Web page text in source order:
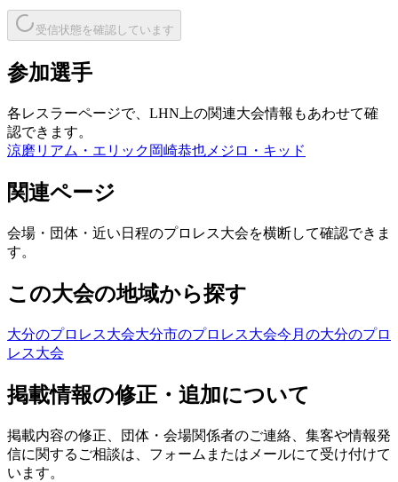
受信状態を確認しています
参加選手
各レスラーページで、LHN上の関連大会情報もあわせて確
認できます。
涼磨 リアム・エリック 岡崎恭也 メジロ・キッド
関連ページ
会場・団体・近い日程のプロレス大会を横断して確認できま
す。
この大会の地域から探す
大分のプロレス大会大分市のプロレス大会今月の大分のプロ
レス大会
掲載情報の修正・追加について
掲載内容の修正、団体・会場関係者のご連絡、集客や情報発
信に関するご相談は、フォームまたはメールにて受け付けて
います。